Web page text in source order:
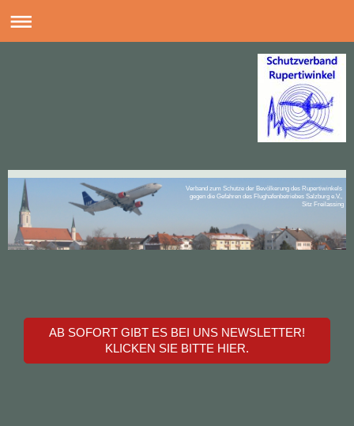
Verband zum Schutze der Bevölkerung des Rupertiwinkels
gegen die Gefahren des Flughafenbetriebes Salzburg e.V.,
Sitz Freilassing
AB SOFORT GIBT ES BEI UNS NEWSLETTER!
KLICKEN SIE BITTE HIER.